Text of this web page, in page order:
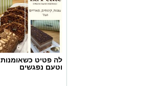
לה פטיט כשאומנות
וטעם נפגשים